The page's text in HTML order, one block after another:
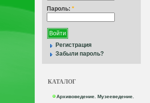
Пароль: *
Регистрация
Забыли пароль?
КАТАЛОГ
Архивоведение. Музееведение.